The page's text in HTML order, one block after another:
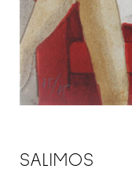
SALIMOS